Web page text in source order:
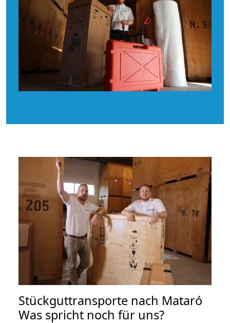
Stückguttransporte nach Mataró
Was spricht noch für uns?